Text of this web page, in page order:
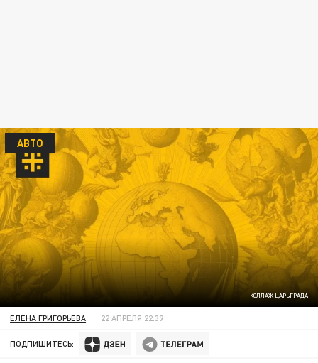
КОЛЛАЖ ЦАРЬГРАДА
АВТО
ЕЛЕНА ГРИГОРЬЕВА 22 АПРЕЛЯ 22:39
ПОДПИШИТЕСЬ: